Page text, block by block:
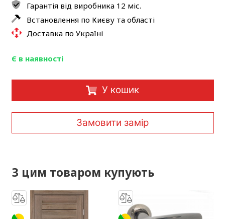
Гарантія від виробника 12 міс.
Встановлення по Києву та області
Доставка по Україні
Є в наявності
У кошик
Замовити замір
З цим товаром купують